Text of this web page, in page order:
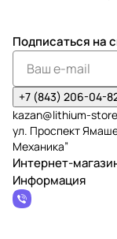
Подписаться на
+7 (843) 206-04-
kazan@lithium-
ул. Проспект
Механика”
Интернет-
Информация